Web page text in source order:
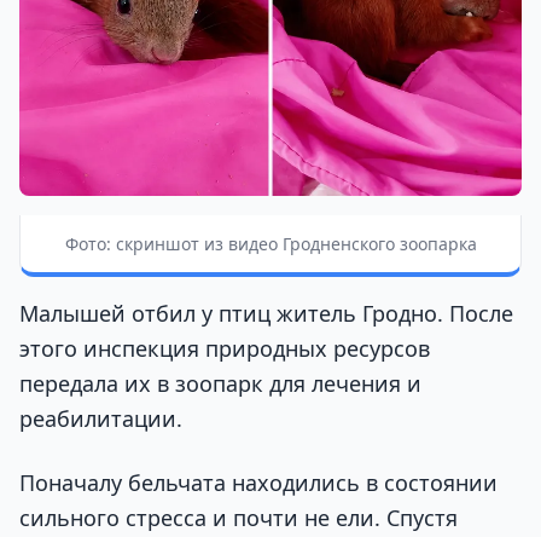
Фото: скриншот из видео Гродненского зоопарка
Малышей отбил у птиц житель Гродно. После
этого инспекция природных ресурсов
передала их в зоопарк для лечения и
реабилитации.
Поначалу бельчата находились в состоянии
сильного стресса и почти не ели. Спустя